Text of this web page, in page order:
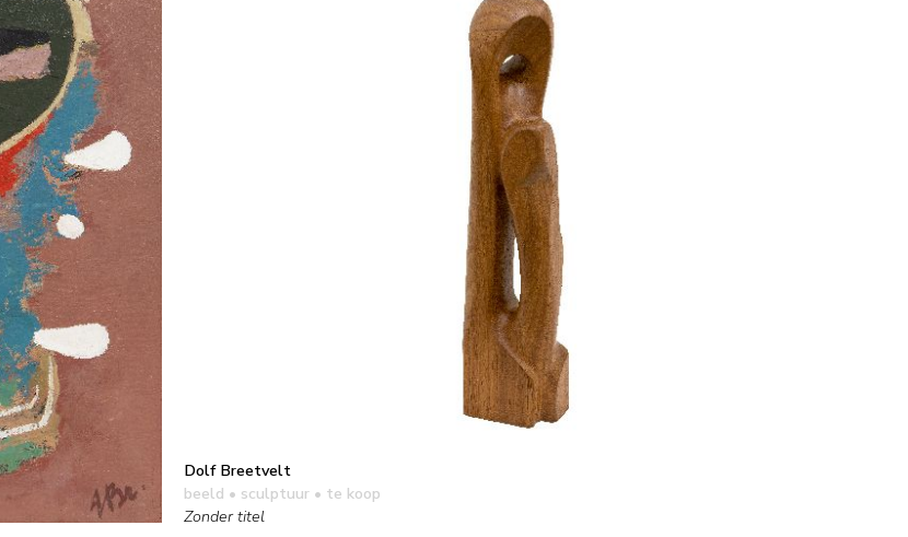
Dolf Breetvelt
beeld • sculptuur • te koop
Zonder titel